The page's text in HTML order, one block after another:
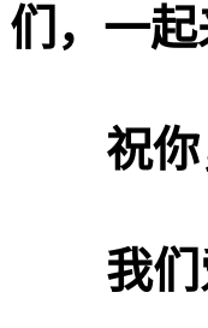
们，一
祝你，
我们